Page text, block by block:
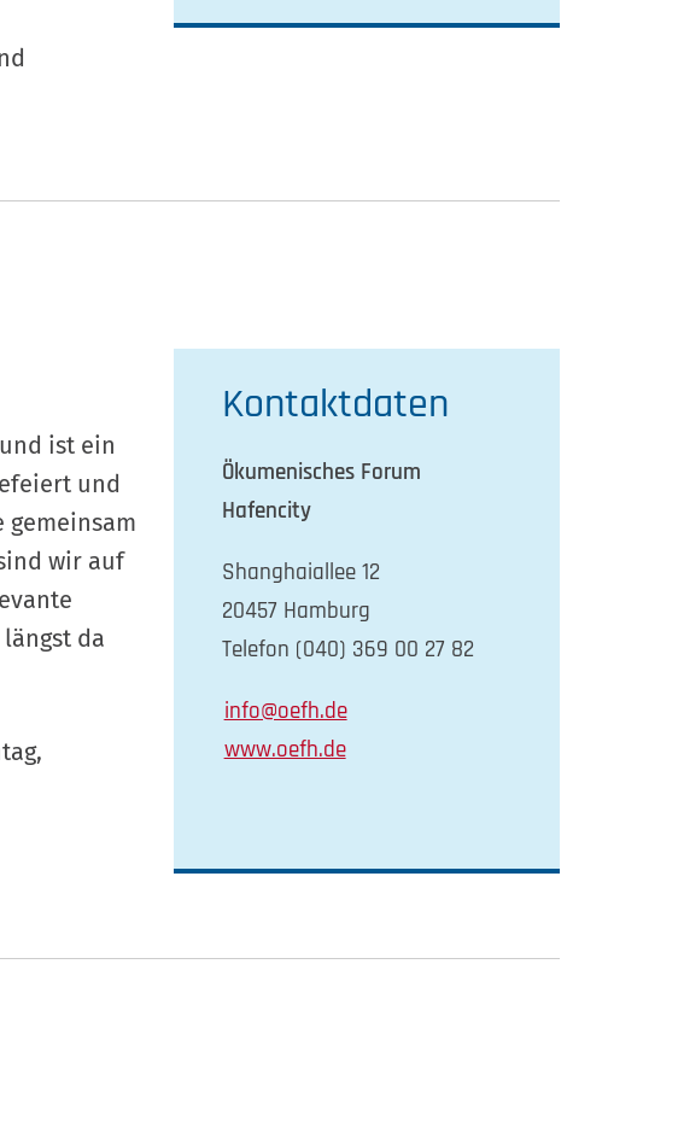
ist ein
und
gemeinsam
wir auf
da
Kontaktdaten
Ökumenisches Forum
Hafencity
Shanghaiallee 12
20457 Hamburg
Telefon (040) 369 00 27 82
info@oefh.de
www.oefh.de